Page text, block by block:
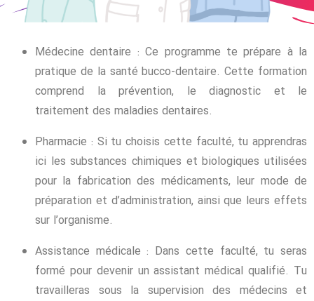
Médecine dentaire : Ce programme te prépare à la
pratique de la santé bucco-dentaire. Cette formation
comprend la prévention, le diagnostic et le
traitement des maladies dentaires.
Pharmacie : Si tu choisis cette faculté, tu apprendras
ici les substances chimiques et biologiques utilisées
pour la fabrication des médicaments, leur mode de
préparation et d’administration, ainsi que leurs effets
sur l’organisme.
Assistance médicale : Dans cette faculté, tu seras
formé pour devenir un assistant médical qualifié. Tu
travailleras sous la supervision des médecins et